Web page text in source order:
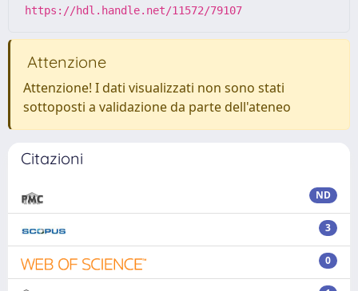
https://hdl.handle.net/11572/79107
Attenzione
Attenzione! I dati visualizzati non sono stati
sottoposti a validazione da parte dell'ateneo
Citazioni
ND
3
0